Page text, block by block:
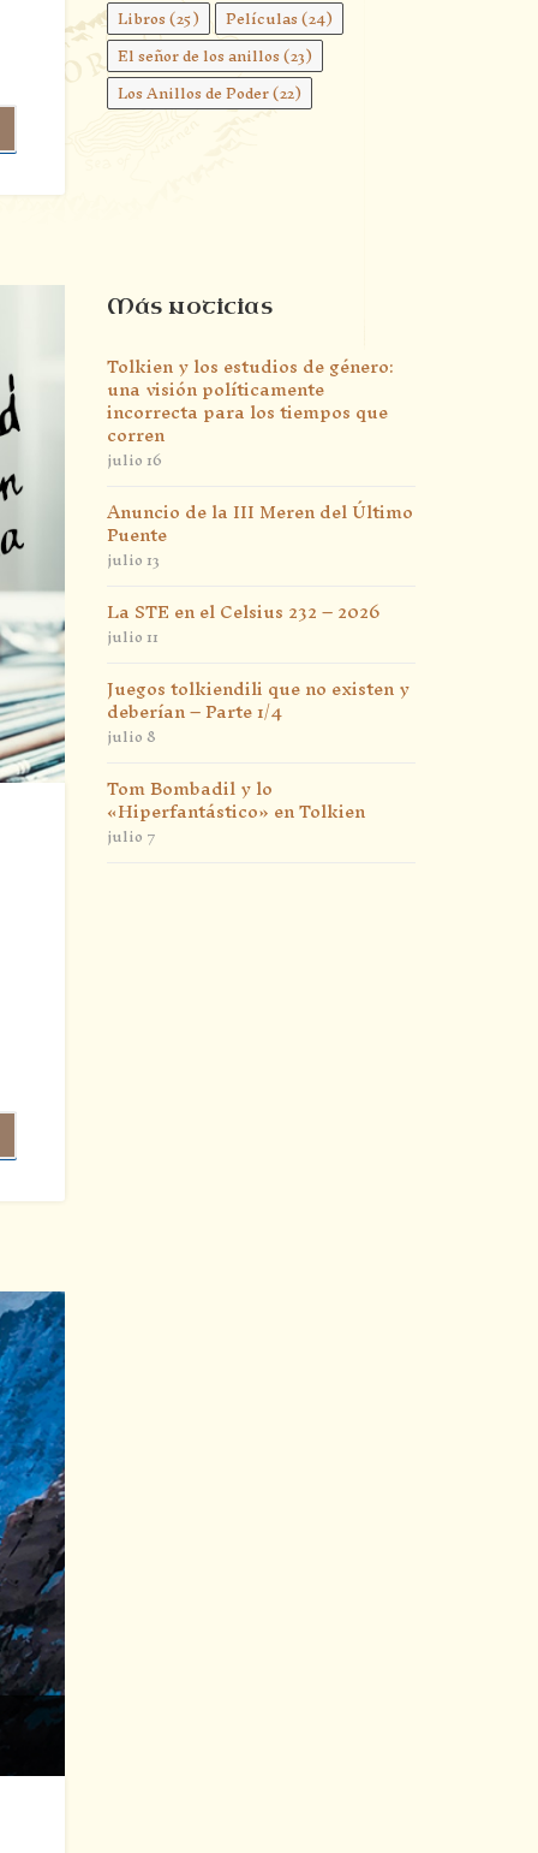
Libros(25) Películas(24)
El señor de los anillos(23)
Los Anillos de Poder(22)
Más noticias
Tolkien y los estudios de género:
una visión políticamente
incorrecta para los tiempos que
corren
julio 16
Anuncio de la III Meren del Último
Puente
julio 13
La STE en el Celsius 232 – 2026
julio 11
Juegos tolkiendili que no existen y
deberían – Parte 1/4
julio 8
Tom Bombadil y lo
«Hiperfantástico» en Tolkien
julio 7